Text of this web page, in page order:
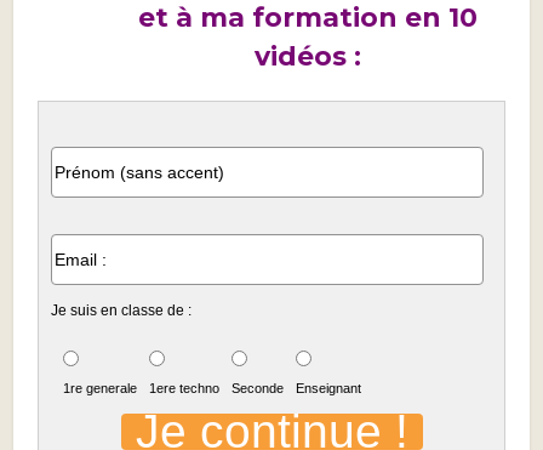
et à ma formation en 10
vidéos :
Je suis en classe de :
1re generale 1ere techno Seconde Enseignant